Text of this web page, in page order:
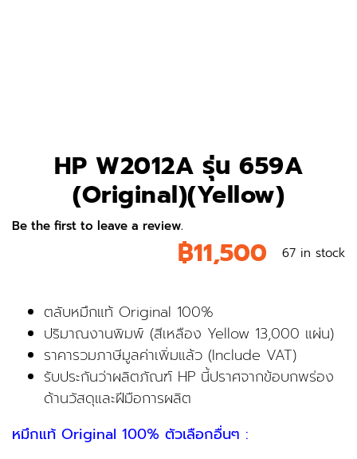
HP W2012A รุ่น 659A
(Original)(Yellow)
Be the first to leave a review.
฿11,500 67 in stock
ตลับหมึกแท้ Original 100%
ปริมาณงานพิมพ์ (สีเหลือง Yellow 13,000 แผ่น)
ราคารวมภาษีมูลค่าเพิ่มแล้ว (Include VAT)
รับประกันว่าผลิตภัณฑ์ HP นี้ปราศจากข้อบกพร่อง
ด้านวัสดุและฝีมือการผลิต
หมึกแท้ Original 100% ตัวเลือกอื่นๆ :